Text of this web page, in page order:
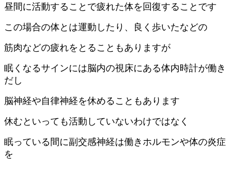
昼間に活動することで疲れた体を回復することです
この場合の体とは運動したり、良く歩いたなどの
筋肉などの疲れをとることもありますが
眠くなるサインには脳内の視床にある体内時計が働き
だし
脳神経や自律神経を休めることもあります
休むといっても活動していないわけではなく
眠っている間に副交感神経は働きホルモンや体の炎症
を